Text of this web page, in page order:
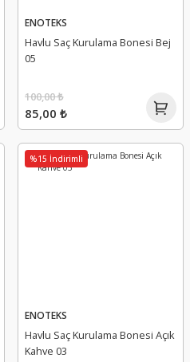
ENOTEKS
Havlu Saç Kurulama Bonesi Bej
05
85,00 ₺
100,00 ₺
%15 İndirimli
ENOTEKS
Havlu Saç Kurulama Bonesi Açık
Kahve 03